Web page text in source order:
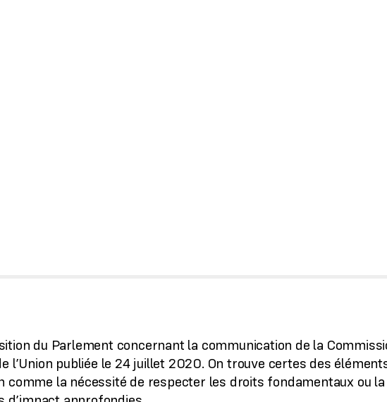
du Parlement concernant la communication de la
l’Union publiée le 24 juillet 2020. On trouve certes des
comme la nécessité de respecter les droits fondamentaux ou la